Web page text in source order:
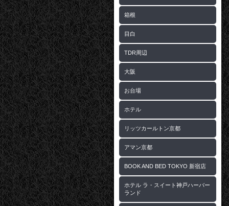
箱根
目白
TDR周辺
大阪
お台場
ホテル
リッツカールトン京都
アマン京都
BOOK AND BED TOKYO 新宿店
ホテル ラ・スイート神戸ハーバー
ランド